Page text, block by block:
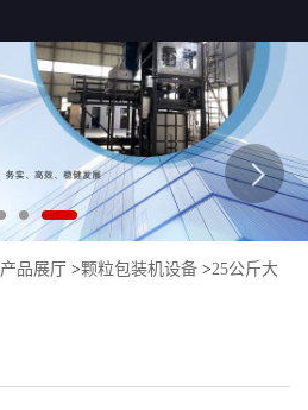
产品展厅 >颗粒包装机设备 >25公斤大